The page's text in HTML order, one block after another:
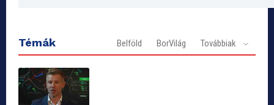
Témák Belföld BorVilág Továbbiak